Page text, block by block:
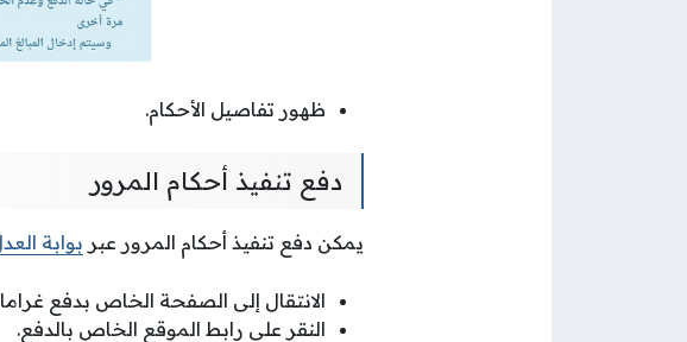
ظهور تفاصيل الأحكام.
دفع تنفيذ أحكام المرور
يمكن دفع تنفيذ أحكام المرور عبر بوابة
الانتقال إلى الصفحة الخاص بدفع
النقر على رابط الموقع الخاص بالدفع.